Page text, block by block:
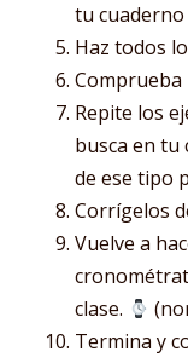
tu cuaderno
Haz todos
Comprueba
Repite los
busca en tu
de ese tipo
Corrígelos
Vuelve a
clase.
Termina y